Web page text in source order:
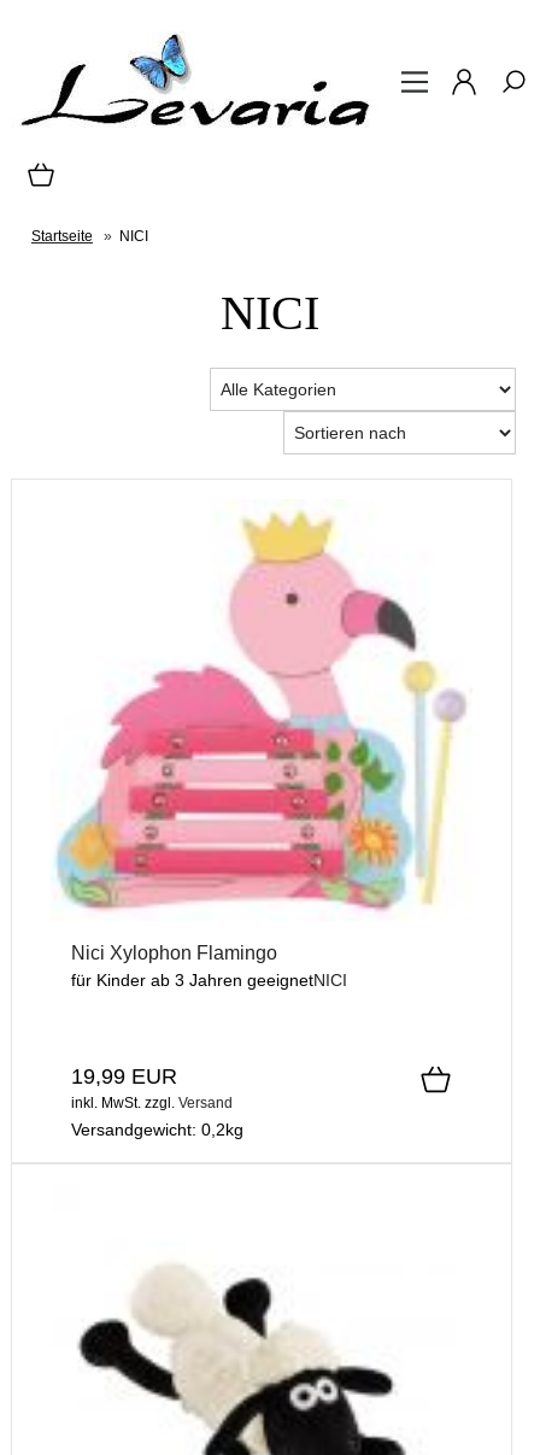
Startseite » NICI
NICI
Nici Xylophon Flamingo
für Kinder ab 3 Jahren geeignetNICI
19,99 EUR
inkl. MwSt. zzgl. Versand
Versandgewicht: 0,2kg